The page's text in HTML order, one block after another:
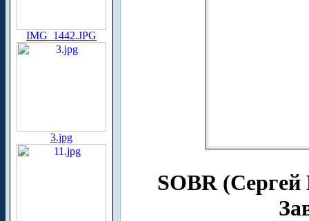
IMG_1442.JPG
3.jpg
SOBR